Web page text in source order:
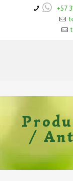
+57
/